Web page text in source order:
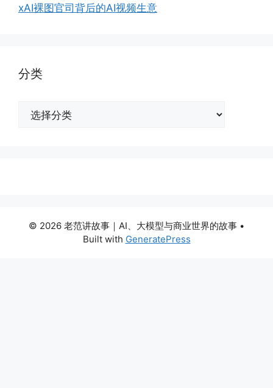
xAI裸图官司背后的AI视频生意
分类
© 2026 老范讲故事｜AI、大模型与商业世界的故事 •
Built with GeneratePress